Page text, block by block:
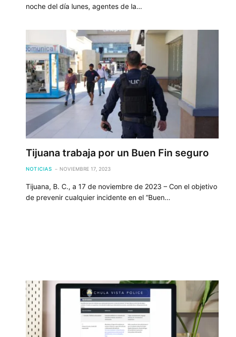
noche del día lunes, agentes de la…
Tijuana trabaja por un Buen Fin seguro
NOTICIAS NOVIEMBRE 17, 2023
Tijuana, B. C., a 17 de noviembre de 2023 – Con el objetivo
de prevenir cualquier incidente en el “Buen…